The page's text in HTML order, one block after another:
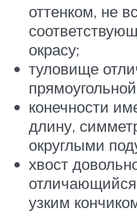
оттенком, не
окрасу;
туловище
конечности
длину,
округлыми
хвост
узким